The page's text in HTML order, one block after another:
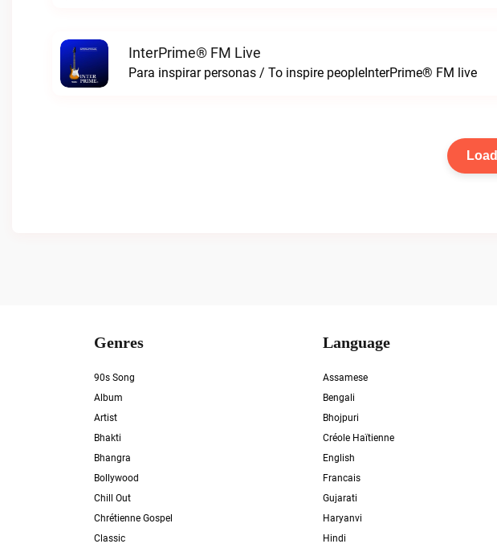
InterPrime® FM Live
Para inspirar personas / To inspire peopleInterPrime® FM live
Genres
90s Song
Album
Artist
Bhakti
Bhangra
Bollywood
Chill Out
Chrétienne Gospel
Classic
Language
Assamese
Bengali
Bhojpuri
Créole Haïtienne
English
Francais
Gujarati
Haryanvi
Hindi